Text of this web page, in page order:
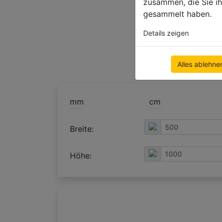
gesammelt haben.
Details zeigen
Alles
Konfiguration verwenden
mm cm
Breite:
Höhe: